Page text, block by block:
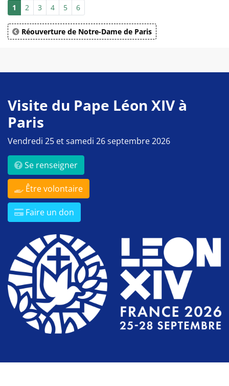
1 2 3 4 5 6
Réouverture de Notre-Dame de Paris
Visite du Pape Léon XIV à
Paris
Vendredi 25 et samedi 26 septembre 2026
Se renseigner
Être volontaire
Faire un don